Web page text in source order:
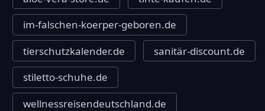
im-falschen-koerper-geboren.de
tierschutzkalender.de
sanitär-discount.de
stiletto-schuhe.de
wellnessreisendeutschland.de